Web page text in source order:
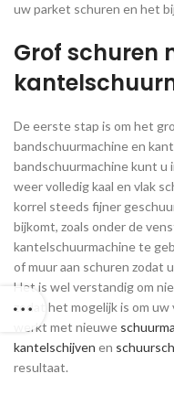
uw parket schuren en het
Grof schuren
De eerste stap is om het
bandschuurmachine en
bandschuurmachine kunt u
weer volledig kaal en vlak
korrel steeds fijner
bijkomt, zoals onder de
kantelschuurmachine te
of muur aan schuren zodat
Het is wel verstandig om
zodat het mogelijk is om
werkt met nieuwe
kantelschijven en
resultaat.